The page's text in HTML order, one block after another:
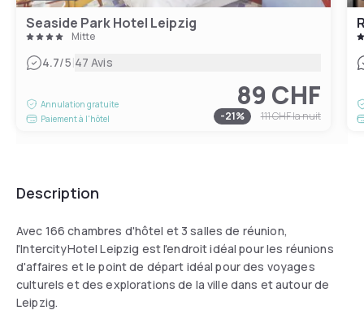
Seaside Park Hotel Leipzig
Mitte
4.7/5|47 Avis
Annulation gratuite
Paiement à l'hôtel
89 CHF
-21% 111 CHFla nuit
Description
Avec 166 chambres d'hôtel et 3 salles de réunion,
l'IntercityHotel Leipzig est l'endroit idéal pour les réunions
d'affaires et le point de départ idéal pour des voyages
culturels et des explorations de la ville dans et autour de
Leipzig.